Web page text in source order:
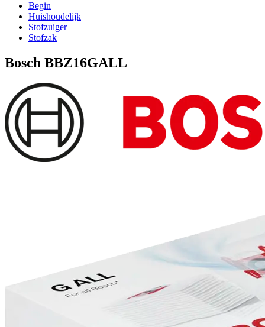
Begin
Huishoudelijk
Stofzuiger
Stofzak
Bosch BBZ16GALL